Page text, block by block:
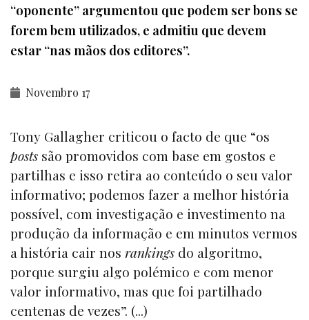
“oponente” argumentou que podem ser bons se
forem bem utilizados, e admitiu que devem
estar “nas mãos dos editores”.
Novembro 17
Tony Gallagher criticou o facto de que “os
posts são promovidos com base em gostos e
partilhas e isso retira ao conteúdo o seu valor
informativo; podemos fazer a melhor história
possível, com investigação e investimento na
produção da informação e em minutos vermos
a história cair nos rankings do algoritmo,
porque surgiu algo polémico e com menor
valor informativo, mas que foi partilhado
centenas de vezes”. (...)